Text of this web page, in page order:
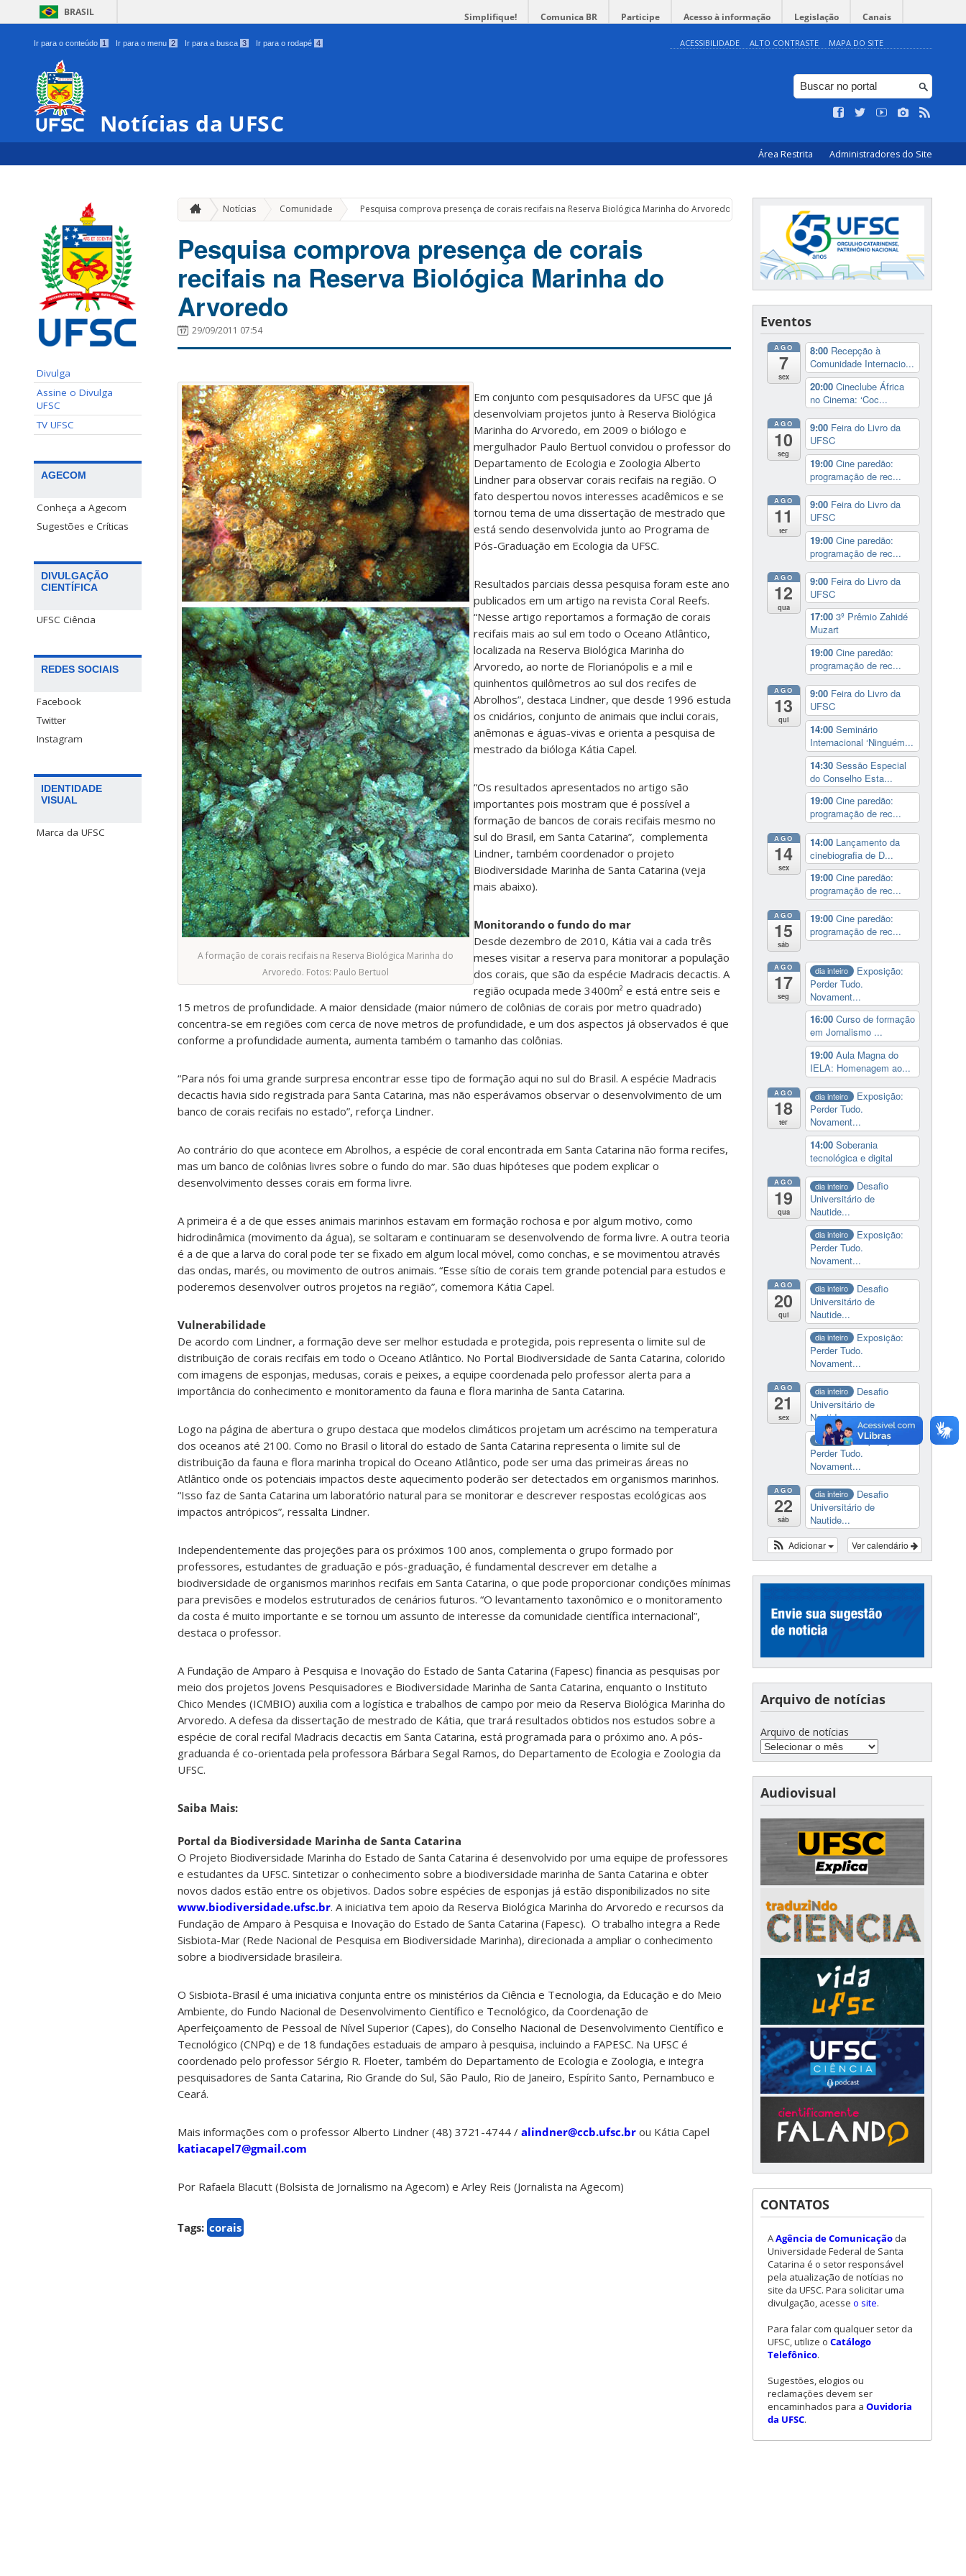
BRASIL Simplifique! Comunica BR Participe Acesso à informação Legislação Canais
Ir para o conteúdo 1 Ir para o menu 2 Ir para a busca 3 Ir para o rodapé 4 ACESSIBILIDADE ALTO CONTRASTE MAPA DO SITE
Notícias da UFSC
Área Restrita Administradores do Site
Divulga
Assine o Divulga
UFSC
TV UFSC
AGECOM
Conheça a Agecom
Sugestões e Críticas
DIVULGAÇÃO
CIENTÍFICA
UFSC Ciência
REDES SOCIAIS
Facebook
Twitter
Instagram
IDENTIDADE
VISUAL
Marca da UFSC
Notícias Comunidade » Pesquisa comprova presença de corais recifais na Reserva Biológica Marinha do Arvoredo
Pesquisa comprova presença de corais
recifais na Reserva Biológica Marinha do
Arvoredo
29/09/2011 07:54
A formação de corais recifais na Reserva Biológica Marinha do
Arvoredo. Fotos: Paulo Bertuol
Em conjunto com pesquisadores da UFSC que já
desenvolviam projetos junto à Reserva Biológica
Marinha do Arvoredo, em 2009 o biólogo e
mergulhador Paulo Bertuol convidou o professor do
Departamento de Ecologia e Zoologia Alberto
Lindner para observar corais recifais na região. O
fato despertou novos interesses acadêmicos e se
tornou tema de uma dissertação de mestrado que
está sendo desenvolvida junto ao Programa de
Pós-Graduação em Ecologia da UFSC.
Resultados parciais dessa pesquisa foram este ano
publicados em um artigo na revista Coral Reefs.
“Nesse artigo reportamos a formação de corais
recifais mais ao sul em todo o Oceano Atlântico,
localizada na Reserva Biológica Marinha do
Arvoredo, ao norte de Florianópolis e a mil e
quinhentos quilômetros ao sul dos recifes de
Abrolhos”, destaca Lindner, que desde 1996 estuda
os cnidários, conjunto de animais que inclui corais,
anêmonas e águas-vivas e orienta a pesquisa de
mestrado da bióloga Kátia Capel.
“Os resultados apresentados no artigo são
importantes pois mostram que é possível a
formação de bancos de corais recifais mesmo no
sul do Brasil, em Santa Catarina”, complementa
Lindner, também coordenador o projeto
Biodiversidade Marinha de Santa Catarina (veja
mais abaixo).
Monitorando o fundo do mar
Desde dezembro de 2010, Kátia vai a cada três
meses visitar a reserva para monitorar a população
dos corais, que são da espécie Madracis decactis. A
região ocupada mede 3400m² e está entre seis e
15 metros de profundidade. A maior densidade (maior número de colônias de corais por metro quadrado)
concentra-se em regiões com cerca de nove metros de profundidade, e um dos aspectos já observados é que
conforme a profundidade aumenta, aumenta também o tamanho das colônias.
“Para nós foi uma grande surpresa encontrar esse tipo de formação aqui no sul do Brasil. A espécie Madracis
decactis havia sido registrada para Santa Catarina, mas não esperávamos observar o desenvolvimento de um
banco de corais recifais no estado”, reforça Lindner.
Ao contrário do que acontece em Abrolhos, a espécie de coral encontrada em Santa Catarina não forma recifes,
mas um banco de colônias livres sobre o fundo do mar. São duas hipóteses que podem explicar o
desenvolvimento desses corais em forma livre.
A primeira é a de que esses animais marinhos estavam em formação rochosa e por algum motivo, como
hidrodinâmica (movimento da água), se soltaram e continuaram se desenvolvendo de forma livre. A outra teoria
é a de que a larva do coral pode ter se fixado em algum local móvel, como conchas, e se movimentou através
das ondas, marés, ou movimento de outros animais. “Esse sítio de corais tem grande potencial para estudos e
poderemos desenvolver outros projetos na região”, comemora Kátia Capel.
Vulnerabilidade
De acordo com Lindner, a formação deve ser melhor estudada e protegida, pois representa o limite sul de
distribuição de corais recifais em todo o Oceano Atlântico. No Portal Biodiversidade de Santa Catarina, colorido
com imagens de esponjas, medusas, corais e peixes, a equipe coordenada pelo professor alerta para a
importância do conhecimento e monitoramento da fauna e flora marinha de Santa Catarina.
Logo na página de abertura o grupo destaca que modelos climáticos projetam um acréscimo na temperatura
dos oceanos até 2100. Como no Brasil o litoral do estado de Santa Catarina representa o limite sul de
distribuição da fauna e flora marinha tropical do Oceano Atlântico, pode ser uma das primeiras áreas no
Atlântico onde os potenciais impactos deste aquecimento poderão ser detectados em organismos marinhos.
“Isso faz de Santa Catarina um laboratório natural para se monitorar e descrever respostas ecológicas aos
impactos antrópicos”, ressalta Lindner.
Independentemente das projeções para os próximos 100 anos, complementa o grupo formado por
professores, estudantes de graduação e pós-graduação, é fundamental descrever em detalhe a
biodiversidade de organismos marinhos recifais em Santa Catarina, o que pode proporcionar condições mínimas
para previsões e modelos estruturados de cenários futuros. “O levantamento taxonômico e o monitoramento
da costa é muito importante e se tornou um assunto de interesse da comunidade científica internacional”,
destaca o professor.
A Fundação de Amparo à Pesquisa e Inovação do Estado de Santa Catarina (Fapesc) financia as pesquisas por
meio dos projetos Jovens Pesquisadores e Biodiversidade Marinha de Santa Catarina, enquanto o Instituto
Chico Mendes (ICMBIO) auxilia com a logística e trabalhos de campo por meio da Reserva Biológica Marinha do
Arvoredo. A defesa da dissertação de mestrado de Kátia, que trará resultados obtidos nos estudos sobre a
espécie de coral recifal Madracis decactis em Santa Catarina, está programada para o próximo ano. A pós-
graduanda é co-orientada pela professora Bárbara Segal Ramos, do Departamento de Ecologia e Zoologia da
UFSC.
Saiba Mais:
Portal da Biodiversidade Marinha de Santa Catarina
O Projeto Biodiversidade Marinha do Estado de Santa Catarina é desenvolvido por uma equipe de professores
e estudantes da UFSC. Sintetizar o conhecimento sobre a biodiversidade marinha de Santa Catarina e obter
novos dados estão entre os objetivos. Dados sobre espécies de esponjas já estão disponibilizados no site
www.biodiversidade.ufsc.br. A iniciativa tem apoio da Reserva Biológica Marinha do Arvoredo e recursos da
Fundação de Amparo à Pesquisa e Inovação do Estado de Santa Catarina (Fapesc). O trabalho integra a Rede
Sisbiota-Mar (Rede Nacional de Pesquisa em Biodiversidade Marinha), direcionada a ampliar o conhecimento
sobre a biodiversidade brasileira.
O Sisbiota-Brasil é uma iniciativa conjunta entre os ministérios da Ciência e Tecnologia, da Educação e do Meio
Ambiente, do Fundo Nacional de Desenvolvimento Científico e Tecnológico, da Coordenação de
Aperfeiçoamento de Pessoal de Nível Superior (Capes), do Conselho Nacional de Desenvolvimento Científico e
Tecnológico (CNPq) e de 18 fundações estaduais de amparo à pesquisa, incluindo a FAPESC. Na UFSC é
coordenado pelo professor Sérgio R. Floeter, também do Departamento de Ecologia e Zoologia, e integra
pesquisadores de Santa Catarina, Rio Grande do Sul, São Paulo, Rio de Janeiro, Espírito Santo, Pernambuco e
Ceará.
Mais informações com o professor Alberto Lindner (48) 3721-4744 / alindner@ccb.ufsc.br ou Kátia Capel
katiacapel7@gmail.com
Por Rafaela Blacutt (Bolsista de Jornalismo na Agecom) e Arley Reis (Jornalista na Agecom)
Tags: corais
Eventos
AGO
7
sex
8:00 Recepção à
Comunidade Internacio...
20:00 Cineclube África
no Cinema: ‘Coc...
AGO
10
seg
9:00 Feira do Livro da
UFSC
19:00 Cine paredão:
programação de rec...
AGO
11
ter
9:00 Feira do Livro da
UFSC
19:00 Cine paredão:
programação de rec...
AGO
12
qua
9:00 Feira do Livro da
UFSC
17:00 3º Prêmio Zahidé
Muzart
19:00 Cine paredão:
programação de rec...
AGO
13
qui
9:00 Feira do Livro da
UFSC
14:00 Seminário
Internacional ‘Ninguém...
14:30 Sessão Especial
do Conselho Esta...
19:00 Cine paredão:
programação de rec...
AGO
14
sex
14:00 Lançamento da
cinebiografia de D...
19:00 Cine paredão:
programação de rec...
AGO
15
sáb
19:00 Cine paredão:
programação de rec...
AGO
17
seg
dia inteiro
Exposição:
Perder Tudo.
Novament...
16:00 Curso de formação
em Jornalismo ...
19:00 Aula Magna do
IELA: Homenagem ao...
AGO
18
ter
dia inteiro
Exposição:
Perder Tudo.
Novament...
14:00 Soberania
tecnológica e digital
AGO
19
qua
dia inteiro
Desafio
Universitário de
Nautide...
dia inteiro
Exposição:
Perder Tudo.
Novament...
AGO
20
qui
dia inteiro
Desafio
Universitário de
Nautide...
dia inteiro
Exposição:
Perder Tudo.
Novament...
AGO
21
sex
dia inteiro
Desafio
Universitário de
Nautide...
dia inteiro
Exposição:
Perder Tudo.
Novament...
AGO
22
sáb
dia inteiro
Desafio
Universitário de
Nautide...
Ver calendário
Adicionar
Arquivo de notícias
Arquivo de notícias
Audiovisual
CONTATOS
AAgência de Comunicação da
Universidade Federal de Santa
Catarina é o setor responsável
pela atualização de notícias no
site da UFSC. Para solicitar uma
divulgação, acesse o site.
Para falar com qualquer setor da
UFSC, utilize o Catálogo
Telefônico.
Sugestões, elogios ou
reclamações devem ser
encaminhados para a Ouvidoria
da UFSC.